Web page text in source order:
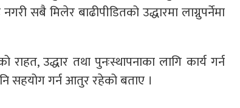
सबै मिलेर बाढीपीडितको उद्धारमा लाग्नुपर्नेमा
उद्धार तथा पुनःस्थापनाका लागि कार्य गर्न
सहयोग गर्न आतुर रहेको बताए ।